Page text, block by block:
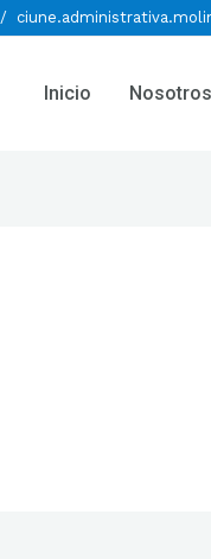
Inicio Nosotros